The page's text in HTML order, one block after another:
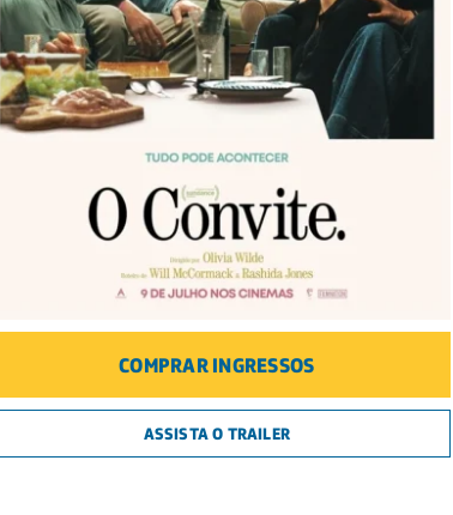
COMPRAR INGRESSOS
ASSISTA O TRAILER